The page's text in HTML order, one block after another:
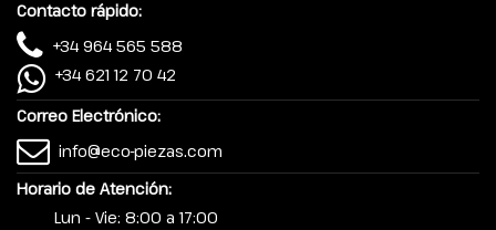
Contacto rápido:
+34 964 565 588
+34 621 12 70 42
Correo Electrónico:
info@eco-piezas.com
Horario de Atención:
Lun - Vie: 8:00 a 17:00